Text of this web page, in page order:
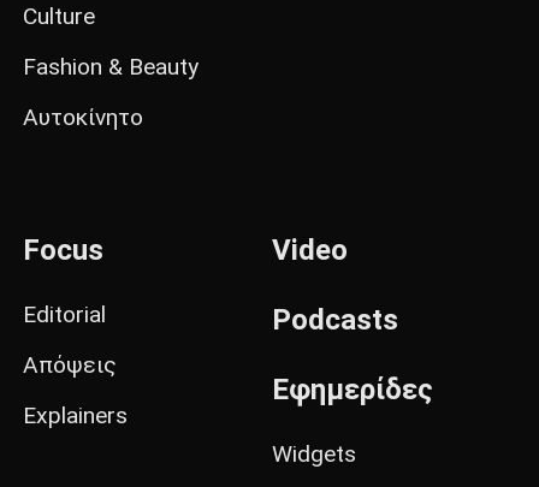
Culture
Fashion & Beauty
Αυτοκίνητο
Focus
Editorial
Απόψεις
Explainers
Video
Podcasts
Εφημερίδες
Widgets